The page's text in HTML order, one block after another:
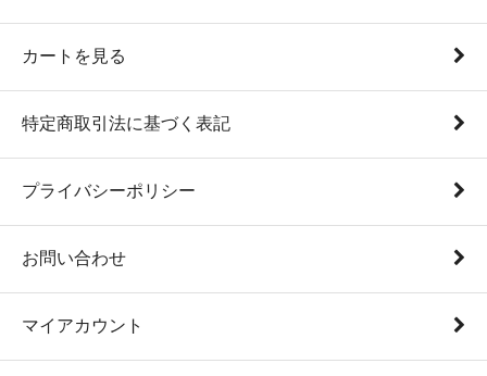
カートを見る
特定商取引法に基づく表記
プライバシーポリシー
お問い合わせ
マイアカウント